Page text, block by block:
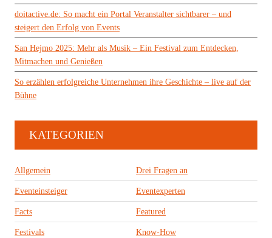
doitactive.de: So macht ein Portal Veranstalter sichtbarer – und
steigert den Erfolg von Events
San Hejmo 2025: Mehr als Musik – Ein Festival zum Entdecken,
Mitmachen und Genießen
So erzählen erfolgreiche Unternehmen ihre Geschichte – live auf der
Bühne
KATEGORIEN
Allgemein Drei Fragen an
Eventeinsteiger Eventexperten
Facts Featured
Festivals Know-How